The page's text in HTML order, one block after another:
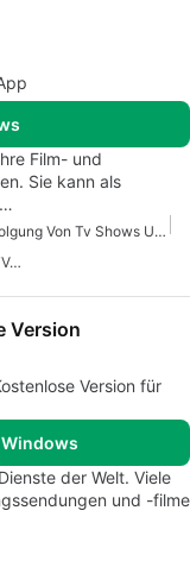
Film- und
Sie kann als
Apps Zur Verfolgung Von Tv Shows Und Filmen
Anwendungen Zur Verfolgung Von TV-Sendungen Und Filmen
Version
Version für
der Welt. Viele
und -filme